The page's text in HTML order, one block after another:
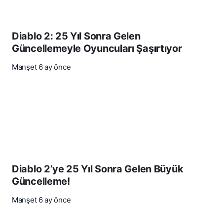
Diablo 2: 25 Yıl Sonra Gelen
Güncellemeyle Oyuncuları Şaşırtıyor
Manşet 6 ay önce
Diablo 2’ye 25 Yıl Sonra Gelen Büyük
Güncelleme!
Manşet 6 ay önce